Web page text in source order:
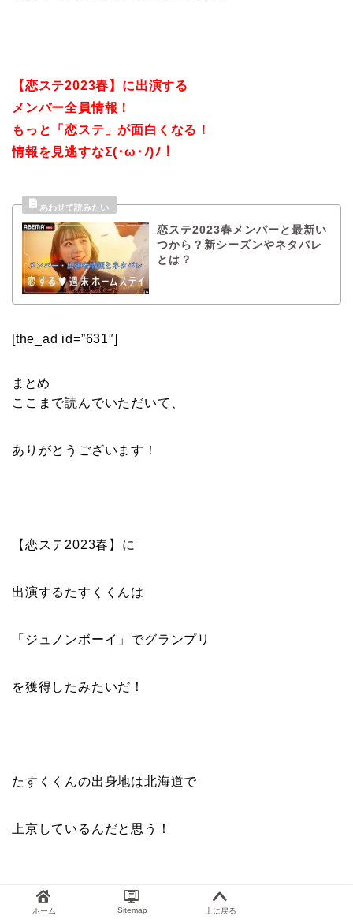
【恋ステ2023春】に出演する
メンバー全員情報！
もっと「恋ステ」が面白くなる！
情報を見逃すなΣ(･ω･ﾉ)ﾉ！
恋ステ2023春メンバーと最新い
つから？新シーズンやネタバレ
とは？
[the_ad id=”631″]
まとめ
ここまで読んでいただいて、
ありがとうございます！
【恋ステ2023春】に
出演するたすくくんは
「ジュノンボーイ」でグランプリ
を獲得したみたいだ！
たすくくんの出身地は北海道で
上京しているんだと思う！
ホーム Sitemap 上に戻る